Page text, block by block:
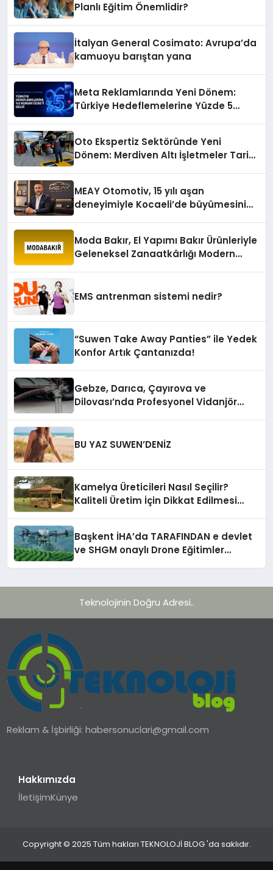
Planlı Eğitim Önemlidir?
İtalyan General Cosimato: Avrupa’da
kamuoyu barıştan yana
Meta Reklamlarında Yeni Dönem:
Türkiye Hedeflemelerine Yüzde 5
Oto Ekspertiz Sektöründe Yeni
Dönem: Merdiven Altı İşletmeler Tarih
MEAY Otomotiv, 15 yılı aşan
deneyimiyle Kocaeli’de büyümesini
Moda Bakır, El Yapımı Bakır Ürünleriyle
Geleneksel Zanaatkârlığı Modern
EMS antrenman sistemi nedir?
“Suwen Take Away Panties” ile Yedek
Konfor Artık Çantanızda!
Gebze, Darıca, Çayırova ve
Dilovası’nda Profesyonel Vidanjör
BU YAZ SUWEN’DENİZ
Kamelya Üreticileri Nasıl Seçilir?
Kaliteli Üretim İçin Dikkat Edilmesi
Başkent İHA’da TARAFINDAN e devlet
ve SHGM onaylı Drone Eğitimler
Teknolojinin Doğru Adresi..
Reklam & İşbirliği:habersonuclari@gmail.com
Hakkımızda
İletişimKünye
Copyright © 2025 Tüm hakları TEKNOLOJİ BLOG 'da saklıdır.